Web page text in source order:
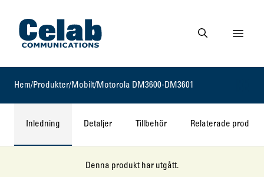
Gå till startsidan
Gå till söksidan
Visa
Hem/Produkter/ Mobilt/ Motorola DM3600-DM3601
Inledning Detaljer Tillbehör Relaterade
Denna produkt har utgått.